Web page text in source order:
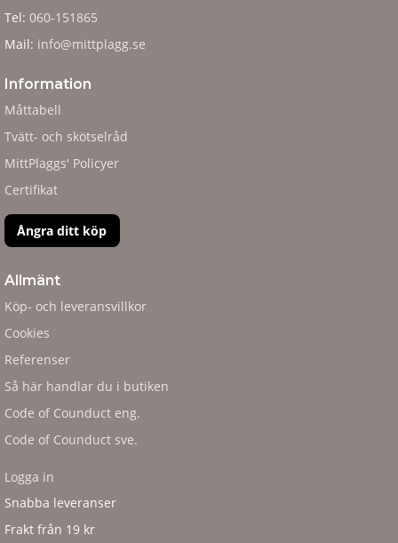
Tel: 060-151865
Mail: info@mittplagg.se
Information
Måttabell
Tvätt- och skötselråd
MittPlaggs' Policyer
Certifikat
Ångra ditt köp
Allmänt
Köp- och leveransvillkor
Cookies
Referenser
Så här handlar du i butiken
Code of Counduct eng.
Code of Counduct sve.
Logga in
Snabba leveranser
Frakt från 19 kr